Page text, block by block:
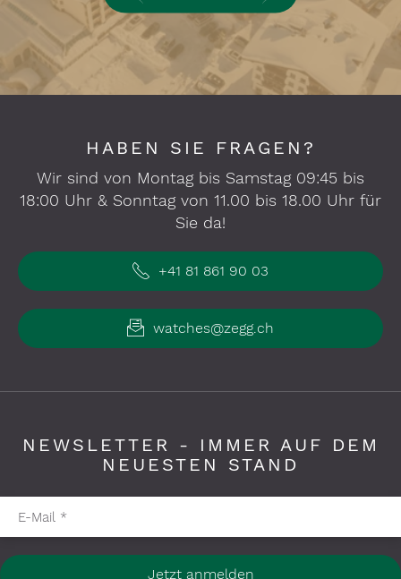
HABEN SIE FRAGEN?
Wir sind von Montag bis Samstag 09:45 bis
18:00 Uhr & Sonntag von 11.00 bis 18.00 Uhr für
Sie da!
+41 81 861 90 03
watches@zegg.ch
NEWSLETTER - IMMER AUF DEM
NEUESTEN STAND
Pflichtfelder bitte ausfüllen
E-Mail *
Jetzt anmelden